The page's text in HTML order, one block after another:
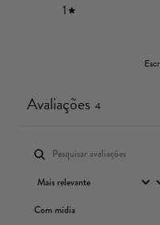
1
Avaliações 4
Com mídia